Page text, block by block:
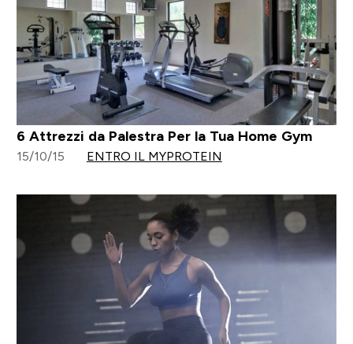
6 Attrezzi da Palestra Per la Tua Home Gym
15/10/15 ENTRO IL MYPROTEIN